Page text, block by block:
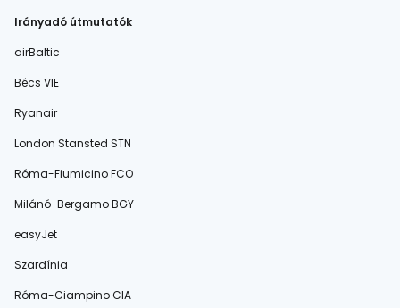
Irányadó útmutatók
airBaltic
Bécs VIE
Ryanair
London Stansted STN
Róma-Fiumicino FCO
Milánó-Bergamo BGY
easyJet
Szardínia
Róma-Ciampino CIA